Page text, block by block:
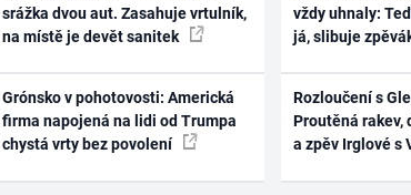
srážka dvou aut. Zasahuje vrtulník,
na místě je devět sanitek
Grónsko v pohotovosti: Americká
firma napojená na lidi od Trumpa
chystá vrty bez povolení
vždy uhnaly:
já, slibuje
Rozloučení s
Proutěná rakev,
a zpěv Irglové s